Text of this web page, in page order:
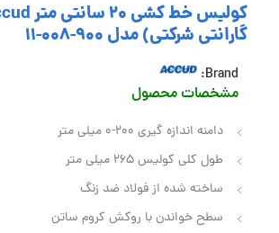
گارانتی شرکتی) مدل 900-008-11
Brand:
مشخصات محصول
دامنه اندازه گیری 200-0 میلی متر
طول کلی کولیس 265 میلی متر
ساخته شده از فولاد ضد زنگ
سطح خواندن با روکش کروم ساتن